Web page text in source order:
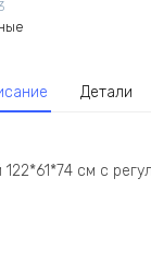
Детали
см с